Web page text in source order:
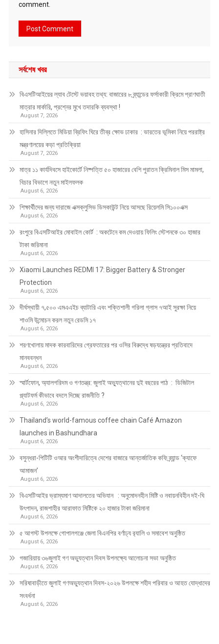
comment.
সর্বশেষ খবর
বিএসটিআইয়ের ল্যাব টেস্টে ভয়াবহ তথ্য: বাজারের ৮ ব্র্যান্ডের ফর্সাকারী ক্রিমে প্রাণঘাতী
মাত্রার মার্কারি, প্রশ্নের মুখে তদারকি ব্যবস্থা !
August 7, 2026
হাসিনার দিল্লিতে মিডিয়া ব্রিফিং ঘিরে তীব্র ক্ষোভ ঢাকার : ভারতের ভূমিকা নিয়ে পররাষ্ট্র
মন্ত্রণালয়ের কড়া প্রতিক্রিয়া
August 7, 2026
মাত্র ১১ কার্যদিবসে হাইকোর্টে নিষ্পত্তি ৫০ হাজারের বেশি পুরাতন ক্রিমিনাল মিস মামলা,
বিচার বিভাগে নতুন মাইলফলক
August 6, 2026
শিক্ষার্থীদের জন্য দারাজে এক্সক্লুসিভ ডিসকাউন্ট নিয়ে আসছে রিয়েলমি সি১০০এক্স
August 6, 2026
রংপুরে বিএসটিআইর মোবাইল কোর্ট : অকটেনে কম দেওয়ায় ফিলিং স্টেশনকে ৩০ হাজার
টাকা জরিমানা
August 6, 2026
Xiaomi Launches REDMI 17: Bigger Battery & Stronger
Protection
August 6, 2026
দীর্ঘস্থায়ী ৭,৫০০ এমএএইচ ব্যাটারি এবং শক্তিশালী গরিলা গ্লাস ৭আই সুরক্ষা নিয়ে
শাওমি উন্মোচন করল নতুন রেডমি ১৭
August 6, 2026
শরণখোলায় মাদক কারবারিদের গ্রেফতারের পর ওসির বিরুদ্ধে ষড়যন্ত্রের প্রতিবাদে
মানববন্ধন
August 6, 2026
স্মার্টফোন, অ্যালগরিদম ও গণতন্ত্র: জুলাই অভ্যুত্থানের দুই বছরের পাঠ : ডিজিটাল
প্ল্যাটফর্ম কীভাবে বদলে দিচ্ছে রাজনীতি ?
August 6, 2026
Thailand’s world-famous coffee chain Café Amazon
launches in Bashundhara
August 6, 2026
বসুন্ধরা-পিটিটি ওআর অংশীদারিত্বে দেশের বাজারে আন্তর্জাতিক কফি ব্র্যান্ড ‘ক্যাফে
আমাজন’
August 6, 2026
বিএসটিআইর ভ্রাম্যমাণ আদালতের অভিযান : অনুমোদনহীন মিষ্টি ও নবায়নবিহীন দই-ঘি
উৎপাদন, রাজশাহীর আরাফাত মিষ্টিকে ২০ হাজার টাকা জরিমানা
August 6, 2026
৫ আগস্ট উপলক্ষে গোপালগঞ্জে জেলা বিএনপির বর্ণাঢ্য র‍্যালি ও সমাবেশ অনুষ্ঠিত
August 6, 2026
গজারিয়ায় ৩৬জুলাই গণ অভ্যুত্থান দিবস উপলক্ষ্যে আলোচনা সভা অনুষ্ঠিত
August 6, 2026
সরিষাবাড়ীতে জুলাই গণঅভ্যুত্থান দিবস-২০২৬ উপলক্ষে শহীদ পরিবার ও আহত যোদ্ধাদের
সংবর্ধনা
August 6, 2026